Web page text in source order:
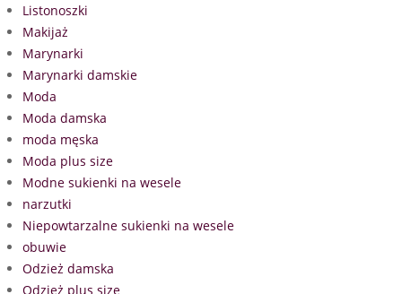
Listonoszki
Makijaż
Marynarki
Marynarki damskie
Moda
Moda damska
moda męska
Moda plus size
Modne sukienki na wesele
narzutki
Niepowtarzalne sukienki na wesele
obuwie
Odzież damska
Odzież plus size